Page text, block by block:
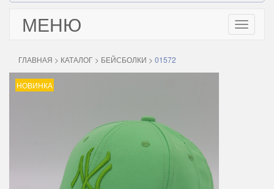
МЕНЮ
Toggle
ГЛАВНАЯ > КАТАЛОГ > БЕЙСБОЛКИ > 01572
НОВИНКА